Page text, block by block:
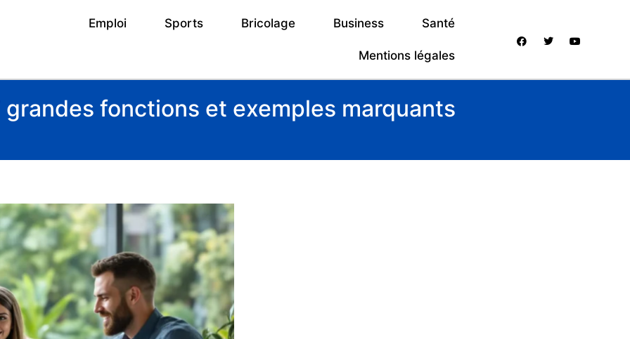
Emploi Sports Bricolage Business Santé
Mentions légales
fonctions et exemples marquants